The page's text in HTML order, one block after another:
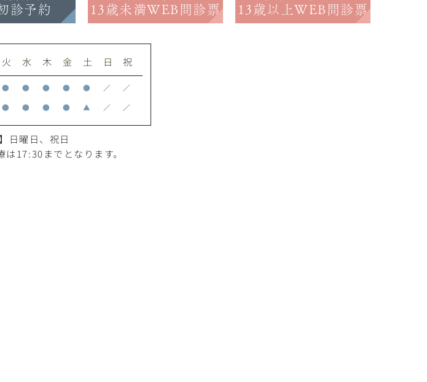
診予約 13歳未満WEB問診票 13歳以上WEB問診票
火 水 木 金 土 日
祝
● ● ● ● ● ／ ／
● ● ● ● ▲ ／ ／
日曜日、祝日
17:30までとなります。